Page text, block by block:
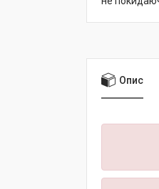
Опис